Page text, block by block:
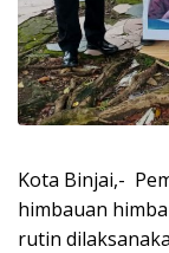
Kota Binjai,-
himbauan
rutin